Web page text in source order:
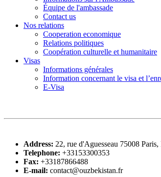
Équipe de l'ambassade
Contact us
Nos relations
Cooperation economique
Relations politiques
Coopération culturelle et humanitaire
Visas
Informations générales
Information concernant le visa et
E-Visa
Address: 22, rue d'Aguesseau 75008 Paris,
Telephone: +33153300353
Fax: +33187866488
E-mail: contact@ouzbekistan.fr